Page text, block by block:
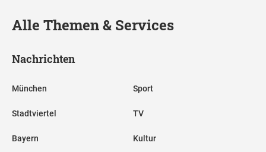
Alle Themen & Services
Nachrichten
München
Stadtviertel
Bayern
Sport
TV
Kultur